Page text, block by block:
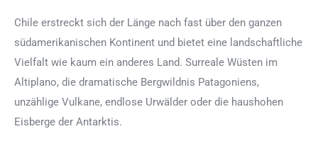
Chile erstreckt sich der Länge nach fast über den ganzen
südamerikanischen Kontinent und bietet eine landschaftliche
Vielfalt wie kaum ein anderes Land. Surreale Wüsten im
Altiplano, die dramatische Bergwildnis Patagoniens,
unzählige Vulkane, endlose Urwälder oder die haushohen
Eisberge der Antarktis.